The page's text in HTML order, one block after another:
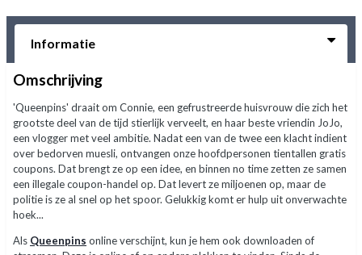
Informatie
Omschrijving
'Queenpins' draait om Connie, een gefrustreerde huisvrouw die zich het
grootste deel van de tijd stierlijk verveelt, en haar beste vriendin JoJo,
een vlogger met veel ambitie. Nadat een van de twee een klacht indient
over bedorven muesli, ontvangen onze hoofdpersonen tientallen gratis
coupons. Dat brengt ze op een idee, en binnen no time zetten ze samen
een illegale coupon-handel op. Dat levert ze miljoenen op, maar de
politie is ze al snel op het spoor. Gelukkig komt er hulp uit onverwachte
hoek...
Als Queenpins online verschijnt, kun je hem ook downloaden of